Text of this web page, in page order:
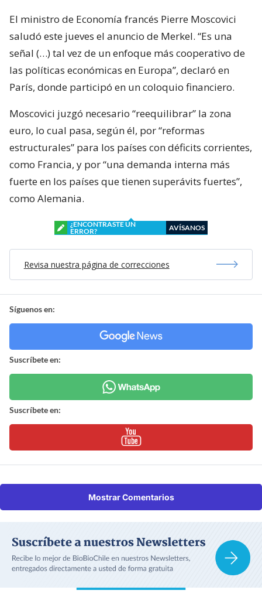
El ministro de Economía francés Pierre Moscovici
saludó este jueves el anuncio de Merkel. “Es una
señal (…) tal vez de un enfoque más cooperativo de
las políticas económicas en Europa”, declaró en
París, donde participó en un coloquio financiero.
Moscovici juzgó necesario “reequilibrar” la zona
euro, lo cual pasa, según él, por “reformas
estructurales” para los países con déficits corrientes,
como Francia, y por “una demanda interna más
fuerte en los países que tienen superávits fuertes”,
como Alemania.
¿ENCONTRASTE UN
ERROR?
AVÍSANOS
Revisa nuestra página de correcciones
Síguenos en:
Suscríbete en:
Suscríbete en:
Mostrar Comentarios